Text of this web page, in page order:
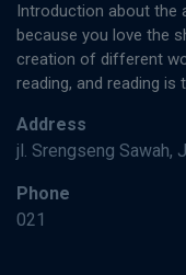
Introduction about the
because you love the
creation of different
reading, and reading
Address
jl. Srengseng Sawah,
Phone
021